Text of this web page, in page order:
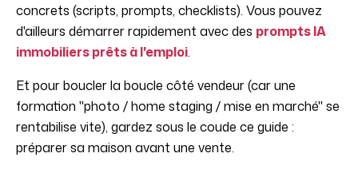
concrets (scripts, prompts, checklists). Vous pouvez
d'ailleurs démarrer rapidement avec des prompts IA
immobiliers prêts à l'emploi.
Et pour boucler la boucle côté vendeur (car une
formation "photo / home staging / mise en marché" se
rentabilise vite), gardez sous le coude ce guide :
préparer sa maison avant une vente.